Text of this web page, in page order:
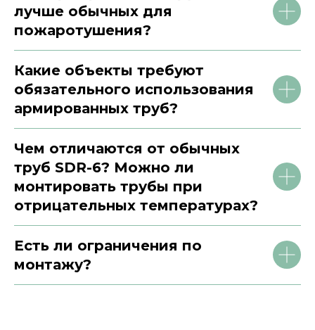
лучше обычных для
пожаротушения?
Какие объекты требуют
обязательного использования
армированных труб?
Чем отличаются от обычных
труб SDR-6? Можно ли
монтировать трубы при
отрицательных температурах?
Есть ли ограничения по
монтажу?